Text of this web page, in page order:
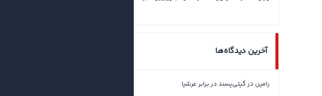
آخرین دیدگاه‌ها
رامین درگیتی‌پسند در برابر عرشیا